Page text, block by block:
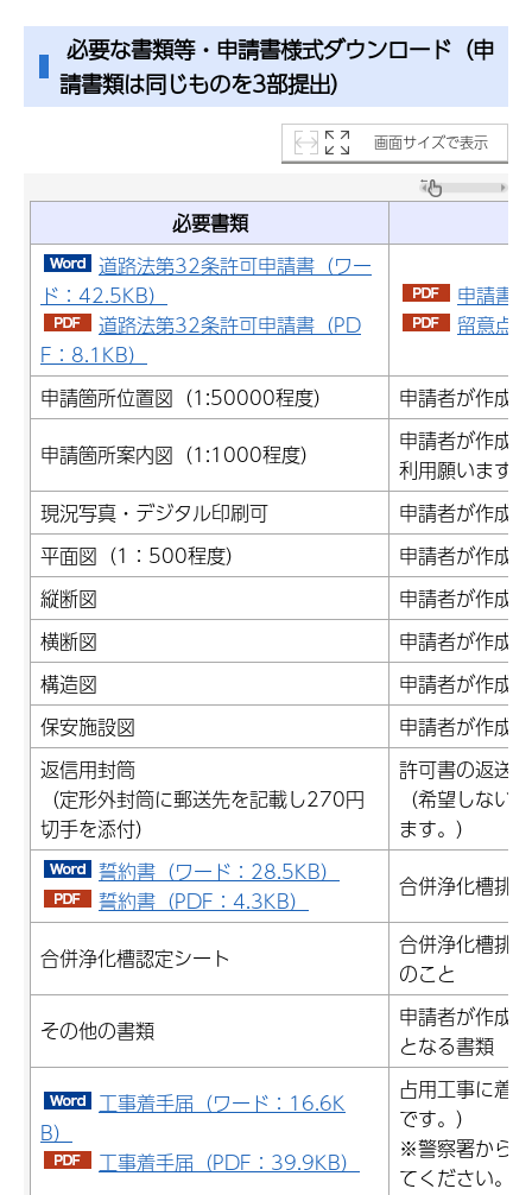
必要な書類等・申請書様式ダウンロード（申
請書類は同じものを3部提出）
画面サイズで表示
必要書類
道路法第32条許可申請書（ワー
ド：42.5KB）
道路法第32条許可申請書（PD
F：8.1KB）
申請書
留意点
申請箇所位置図（1:50000程度）
申請者が作成
申請箇所案内図（1:1000程度）
申請者が作成
利用願います。
現況写真・デジタル印刷可
申請者が作成
平面図（1：500程度）
申請者が作成
縦断図
申請者が作成
横断図
申請者が作成
構造図
申請者が作成
保安施設図
申請者が作成
返信用封筒
（定形外封筒に郵送先を記載し270円
切手を添付）
許可書の返送
（希望しない
ます。）
誓約書（ワード：28.5KB）
誓約書（PDF：4.3KB）
合併浄化槽排
合併浄化槽認定シート
合併浄化槽排
のこと
その他の書類
申請者が作成
となる書類
工事着手届（ワード：16.6K
B）
工事着手届（PDF：39.9KB）
占用工事に着
です。）
※警察署から
てください。